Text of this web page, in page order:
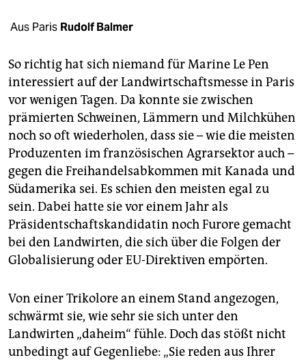
shop
fragen & hilfe
unterstützen
abo
genossenschaft
epaper login
Aus Paris Rudolf Balmer
So richtig hat sich niemand für Marine Le Pen
interessiert auf der Landwirtschaftsmesse in Paris
vor wenigen Tagen. Da konnte sie zwischen
prämierten Schweinen, Lämmern und Milchkühen
noch so oft wiederholen, dass sie – wie die meisten
Produzenten im französischen Agrar­sektor auch –
gegen die Freihandelsabkommen mit Kanada und
Südamerika sei. Es schien den meisten egal zu
sein. Dabei hatte sie vor einem Jahr als
Präsidentschaftskandidatin noch Furore gemacht
bei den Landwirten, die sich über die Folgen der
Globalisierung oder EU-Direktiven empörten.
Von einer Trikolore an einem Stand angezogen,
schwärmt sie, wie sehr sie sich unter den
Landwirten „daheim“ fühle. Doch das stößt nicht
unbedingt auf Gegenliebe: „Sie reden aus Ihrer